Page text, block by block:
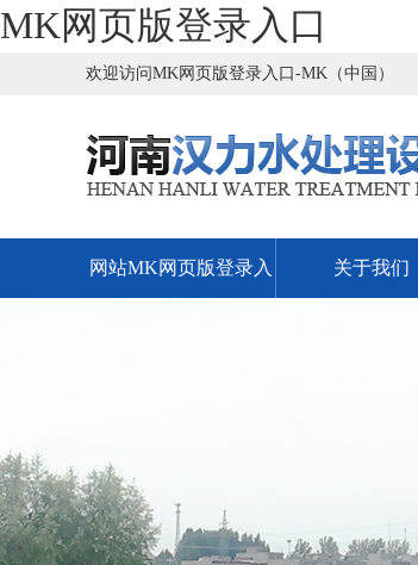
MK网页版登录入口
欢迎访问MK网页版登录入口-MK（中国）
网站MK网页版登录入 关于我们